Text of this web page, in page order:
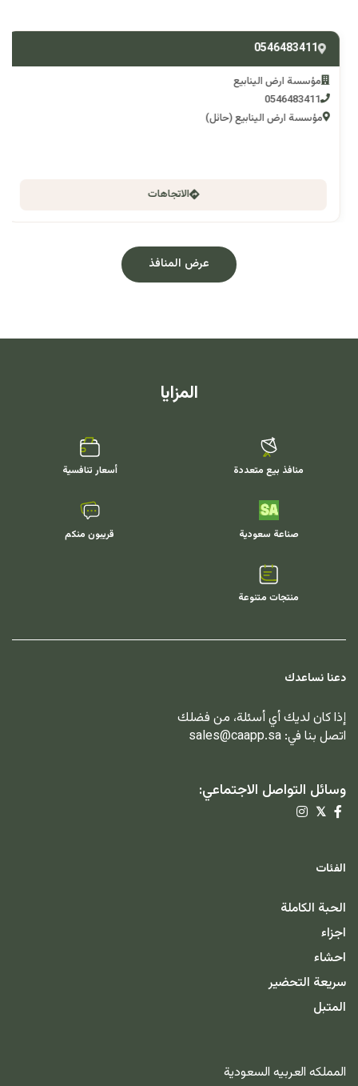
0546483411
مؤسسة ارض الينابيع
0546483411
مؤسسة ارض الينابيع (حائل)
الاتجاهات
عرض المنافذ
المزايا
منافذ بيع متعددة أسعار تنافسية
صناعة سعودية قريبون منكم
منتجات متنوعة
دعنا نساعدك
إذا كان لديك أي أسئلة، من فضلك
اتصل بنا في: sales@caapp.sa
وسائل التواصل الاجتماعي:
𝕏
الفئات
الحبة الكاملة
اجزاء
احشاء
سريعة التحضير
المتبل
المملكه العربيه السعودية